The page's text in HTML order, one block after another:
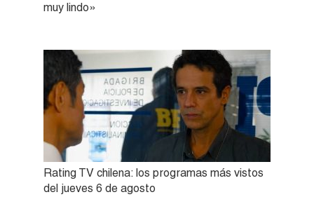
muy lindo»
Rating TV chilena: los programas más vistos
del jueves 6 de agosto